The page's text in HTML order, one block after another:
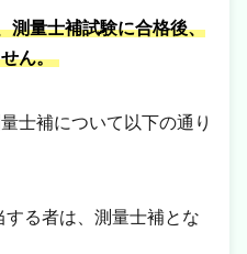
測量士補試験に合格後、
ん。
士補について以下の通り
する者は、測量士補とな